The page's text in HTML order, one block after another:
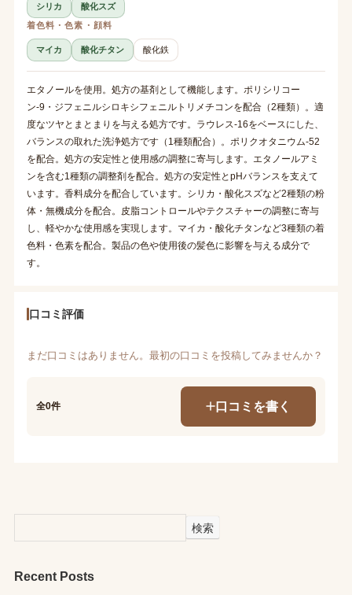
シリカ
酸化スズ
着色料・色素・顔料
マイカ 酸化チタン 酸化鉄
エタノールを使用。処方の基剤として機能します。ポリシリコー
ン-9・ジフェニルシロキシフェニルトリメチコンを配合（2種類）。適
度なツヤとまとまりを与える処方です。ラウレス-16をベースにした、
バランスの取れた洗浄処方です（1種類配合）。ポリクオタニウム-52
を配合。処方の安定性と使用感の調整に寄与します。エタノールアミ
ンを含む1種類の調整剤を配合。処方の安定性とpHバランスを支えて
います。香料成分を配合しています。シリカ・酸化スズなど2種類の粉
体・無機成分を配合。皮脂コントロールやテクスチャーの調整に寄与
し、軽やかな使用感を実現します。マイカ・酸化チタンなど3種類の着
色料・色素を配合。製品の色や使用後の髪色に影響を与える成分で
す。
口コミ評価
まだ口コミはありません。最初の口コミを投稿してみませんか？
全0件 口コミを書く
検索
Recent Posts